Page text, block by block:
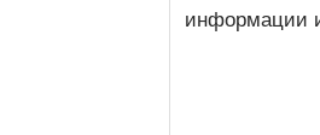
информации